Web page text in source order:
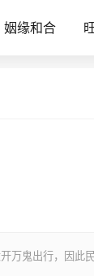
姻缘和合
万鬼出行，因此民